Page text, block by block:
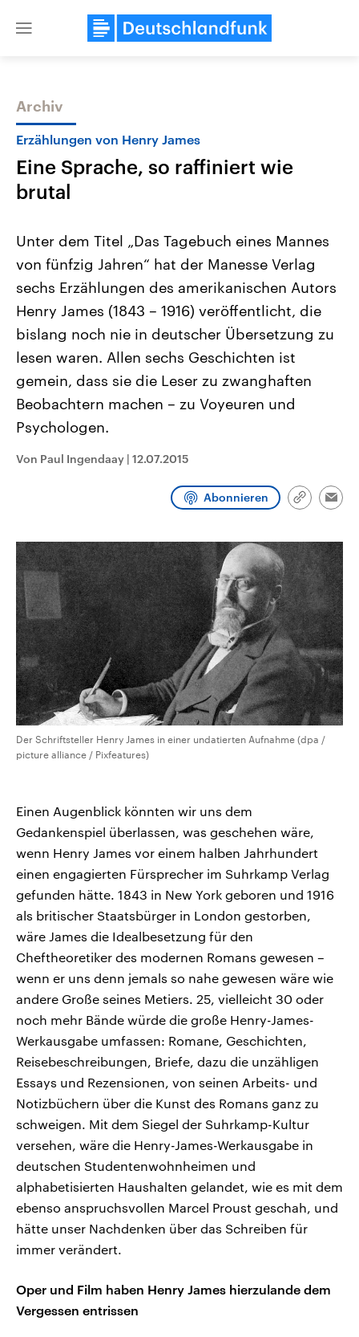
Close
Themen
Landtagswahl Sachsen-Anhalt
2026
Alle Informationen
Sachsen-Anhalt wählt am 6.
September 2026 einen neuen
Landtag. Seit 2021 wird das
Bundesland von einer Koalition aus
Umfragen, Prognosen,
Wahlprogramme, aktuelle Berichte
und Hintergründe zu den Parteien
und Kandidaten der anstehenden
Wahl.
USA
Aktuelle Beiträge,
Hintergründe
Wirtschaftlich und
gehören die Vereinigten
den mächtigsten Ländern
mit großem Einfluss auf
Sendungen Programm Podcasts
Archiv
Erzählungen von Henry James
Eine Sprache, so raffiniert wie
brutal
Unter dem Titel „Das Tagebuch eines Mannes
von fünfzig Jahren“ hat der Manesse Verlag
sechs Erzählungen des amerikanischen Autors
Henry James (1843 – 1916) veröffentlicht, die
bislang noch nie in deutscher Übersetzung zu
lesen waren. Allen sechs Geschichten ist
gemein, dass sie die Leser zu zwanghaften
Beobachtern machen – zu Voyeuren und
Psychologen.
Von Paul Ingendaay | 12.07.2015
Abonnieren
Link
Der Schriftsteller Henry James in einer undatierten Aufnahme (dpa /
picture alliance / Pixfeatures)
Einen Augenblick könnten wir uns dem
Gedankenspiel überlassen, was geschehen wäre,
wenn Henry James vor einem halben Jahrhundert
einen engagierten Fürsprecher im Suhrkamp Verlag
gefunden hätte. 1843 in New York geboren und 1916
als britischer Staatsbürger in London gestorben,
wäre James die Idealbesetzung für den
Cheftheoretiker des modernen Romans gewesen –
wenn er uns denn jemals so nahe gewesen wäre wie
andere Große seines Metiers. 25, vielleicht 30 oder
noch mehr Bände würde die große Henry-James-
Werkausgabe umfassen: Romane, Geschichten,
Reisebeschreibungen, Briefe, dazu die unzähligen
Essays und Rezensionen, von seinen Arbeits- und
Notizbüchern über die Kunst des Romans ganz zu
schweigen. Mit dem Siegel der Suhrkamp-Kultur
versehen, wäre die Henry-James-Werkausgabe in
deutschen Studentenwohnheimen und
alphabetisierten Haushalten gelandet, wie es mit dem
ebenso anspruchsvollen Marcel Proust geschah, und
hätte unser Nachdenken über das Schreiben für
immer verändert.
Oper und Film haben Henry James hierzulande dem
Vergessen entrissen